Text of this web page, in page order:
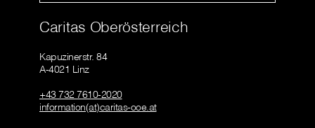
Caritas Oberösterreich
Kapuzinerstr. 84
A-4021 Linz
+43 732 7610-2020
information(at)caritas-ooe.at